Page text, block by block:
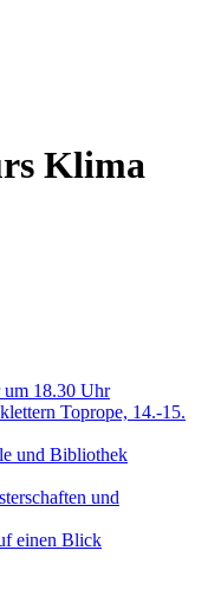
Klima
um 18.30 Uhr
Toprope, 14.-15.
und Bibliothek
und
einen Blick